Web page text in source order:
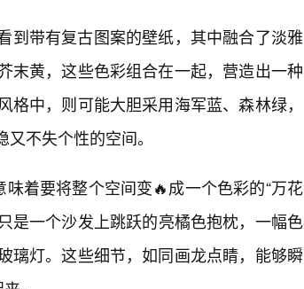
到带有复古图案的壁纸，其中融合了淡雅
末黄，这些色彩组合在一起，营造出一种
中，则可能大胆采用海军蓝、森林绿，
不失个性的空间。
着要将整个空间变🔥成一个色彩的“万花
是一个沙发上跳跃的亮橘色抱枕，一幅色
璃灯。这些细节，如同画龙点睛，能够瞬